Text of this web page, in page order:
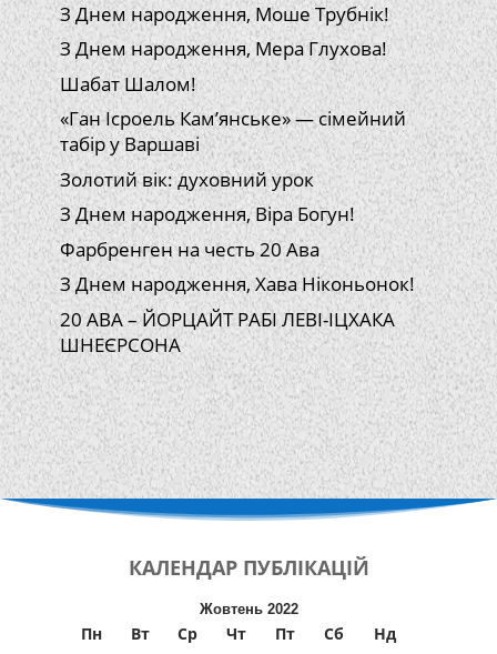
З Днем народження, Моше Трубнік!
З Днем народження, Мера Глухова!
Шабат Шалом!
«Ган Ісроель Кам’янське» — сімейний
табір у Варшаві
Золотий вік: духовний урок
З Днем народження, Віра Богун!
Фарбренген на честь 20 Ава
З Днем народження, Хава Ніконьонок!
20 АВА – ЙОРЦАЙТ РАБІ ЛЕВІ-ІЦХАКА
ШНЕЄРСОНА
КАЛЕНДАР ПУБЛІКАЦІЙ
Жовтень 2022
Пн Вт Ср Чт Пт Сб
Нд